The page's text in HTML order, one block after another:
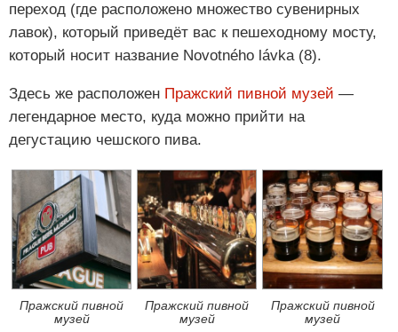
переход (где расположено множество сувенирных
лавок), который приведёт вас к пешеходному мосту,
который носит название Novotného lávka (8).
Здесь же расположен Пражский пивной музей —
легендарное место, куда можно прийти на
дегустацию чешского пива.
Пражский пивной
музей
Пражский пивной
музей
Пражский пивной
музей